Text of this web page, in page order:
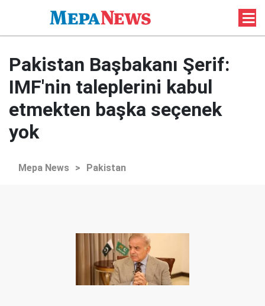
Pakistan Başbakanı Şerif:
IMF'nin taleplerini kabul
etmekten başka seçenek
yok
Mepa News > Pakistan